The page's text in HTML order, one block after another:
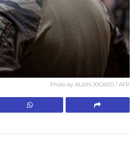
Photo by ALAIN JOCARD / AFP